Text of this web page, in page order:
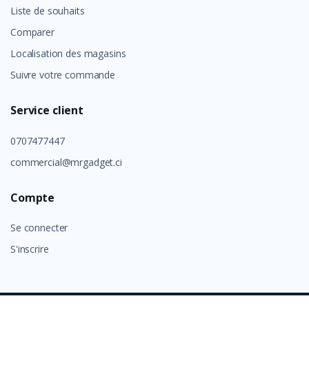
Liste de souhaits
Comparer
Localisation des magasins
Suivre votre commande
Service client
0707477447
commercial@mrgadget.ci
Compte
Se connecter
S'inscrire